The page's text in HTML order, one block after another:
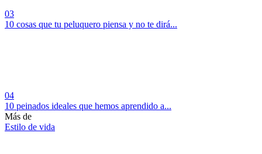
03
10 cosas que tu peluquero piensa y no te dirá...
04
10 peinados ideales que hemos aprendido a...
Más de
Estilo de vida